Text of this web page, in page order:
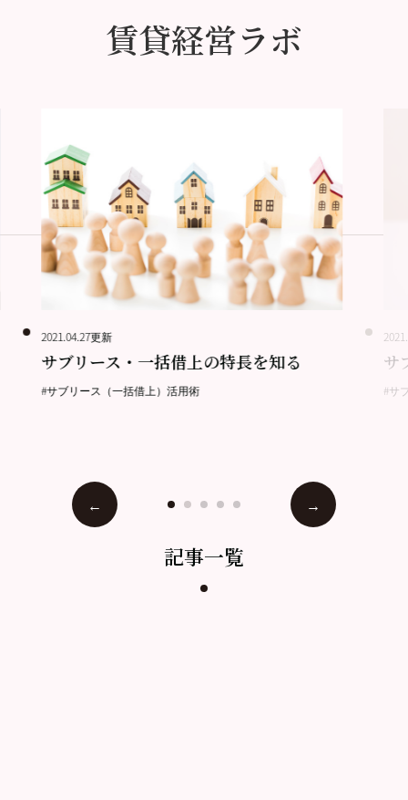
賃貸経営ラボ
2021.04.27更新
サブリース・一括借上の特長を知る
#サブリース（一括借上）活用術
サ
#サ
記事一覧